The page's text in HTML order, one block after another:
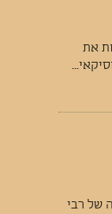
את
של רבי